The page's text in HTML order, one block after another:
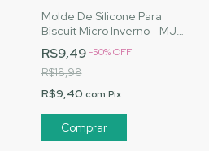
Molde De Silicone Para
Biscuit Micro Inverno - MJ
Artesanatos |Cód. 3111
R$9,49-50%OFF
R$18,98
R$9,40 com Pix